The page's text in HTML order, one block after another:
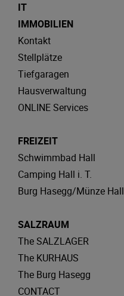
IT
IMMOBILIEN
Kontakt
Stellplätze
Tiefgaragen
Hausverwaltung
ONLINE Services
FREIZEIT
Schwimmbad Hall
Camping Hall i. T.
Burg Hasegg/Münze Hall
SALZRAUM
The SALZLAGER
The KURHAUS
The Burg Hasegg
CONTACT